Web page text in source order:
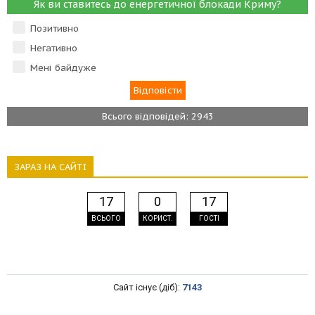
Як ви ставитесь до енергетичної блокади Криму?
Позитивно
Негативно
Мені байдуже
Всього відповідей: 2943
ЗАРАЗ НА САЙТІ
17
ВСЬОГО
0
КОРИСТ.
17
ГОСТІ
Сайт існує (діб): 7143